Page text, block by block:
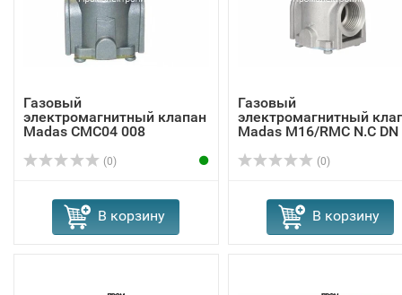
Газовый
электромагнитный клапан
Madas СMC04 008
(0)
В корзину
Газовый
электромагнитный
Madas M16/RMC N.C DN
(0)
В корзину